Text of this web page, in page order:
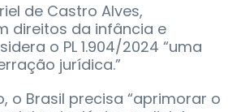
de Castro Alves,
direitos da infância e
o PL 1.904/2024 “uma
jurídica.”
o Brasil precisa “aprimorar o